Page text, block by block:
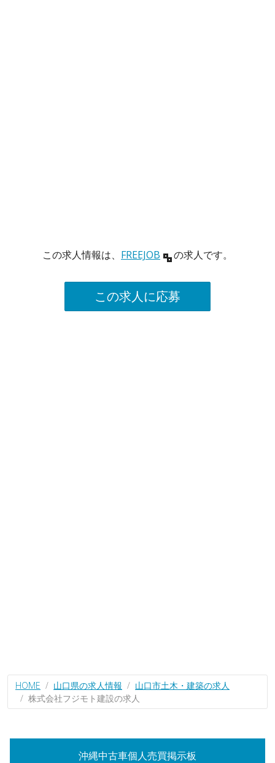
この求人情報は、 FREEJOB の求人です。
この求人に応募
HOME 山口県の求人情報
山口市土木・建築の求人
株式会社フジモト建設の求人
沖縄中古車個人売買掲示板